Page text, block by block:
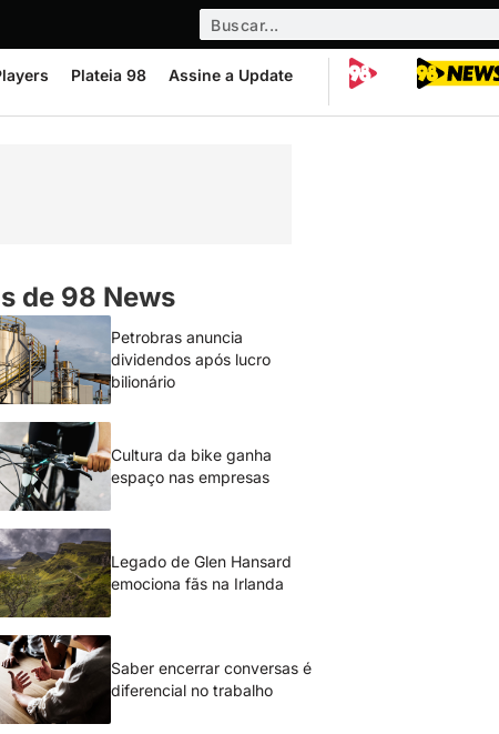
Plateia 98 Assine a Update
de 98 News
Petrobras anuncia
dividendos após lucro
bilionário
Cultura da bike ganha
espaço nas empresas
Legado de Glen Hansard
emociona fãs na Irlanda
Saber encerrar conversas é
diferencial no trabalho